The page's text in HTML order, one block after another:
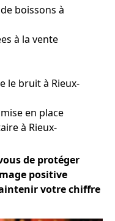
boissons à
à la vente
le bruit à Rieux-
en place
à Rieux-
de protéger
positive
votre chiffre